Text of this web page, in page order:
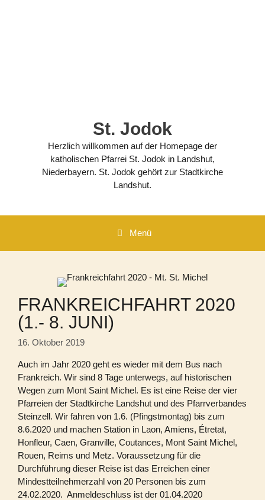
St. Jodok
Herzlich willkommen auf der Homepage der
katholischen Pfarrei St. Jodok in Landshut,
Niederbayern. St. Jodok gehört zur Stadtkirche
Landshut.
Menü
FRANKREICHFAHRT 2020
(1.- 8. JUNI)
16. Oktober 2019
Auch im Jahr 2020 geht es wieder mit dem Bus nach
Frankreich. Wir sind 8 Tage unterwegs, auf historischen
Wegen zum Mont Saint Michel. Es ist eine Reise der vier
Pfarreien der Stadtkirche Landshut und des Pfarrverbandes
Steinzell. Wir fahren von 1.6. (Pfingstmontag) bis zum
8.6.2020 und machen Station in Laon, Amiens, Étretat,
Honfleur, Caen, Granville, Coutances, Mont Saint Michel,
Rouen, Reims und Metz. Voraussetzung für die
Durchführung dieser Reise ist das Erreichen einer
Mindestteilnehmerzahl von 20 Personen bis zum
24.02.2020. Anmeldeschluss ist der 01.04.2020